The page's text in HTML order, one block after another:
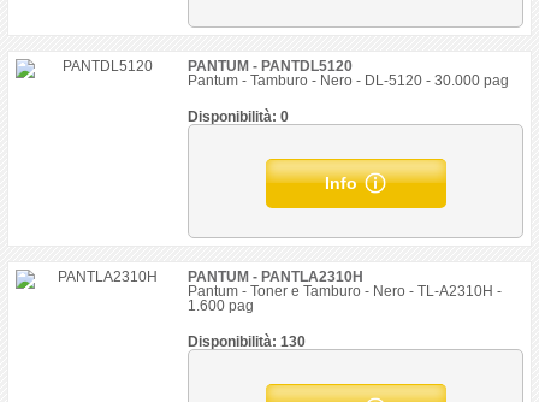
PANTUM - PANTDL5120
Pantum - Tamburo - Nero - DL-5120 - 30.000 pag
Disponibilità: 0
Info
PANTUM - PANTLA2310H
Pantum - Toner e Tamburo - Nero - TL-A2310H -
1.600 pag
Disponibilità: 130